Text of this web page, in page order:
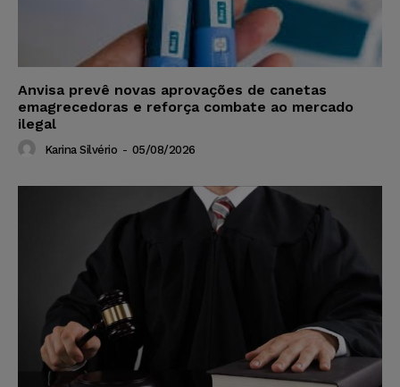
Anvisa prevê novas aprovações de canetas
emagrecedoras e reforça combate ao mercado
ilegal
Karina Silvério - 05/08/2026